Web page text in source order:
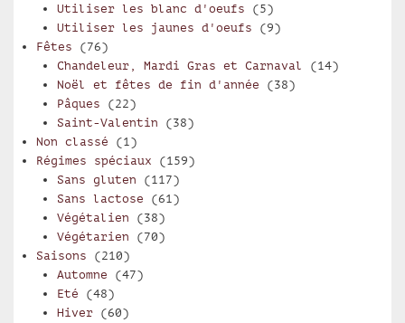
Utiliser les blanc d'oeufs (5)
Utiliser les jaunes d'oeufs (9)
Fêtes (76)
Chandeleur, Mardi Gras et Carnaval (14)
Noël et fêtes de fin d'année (38)
Pâques (22)
Saint-Valentin (38)
Non classé (1)
Régimes spéciaux (159)
Sans gluten (117)
Sans lactose (61)
Végétalien (38)
Végétarien (70)
Saisons (210)
Automne (47)
Eté (48)
Hiver(60)